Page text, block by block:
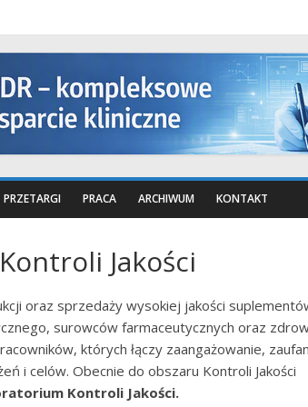
PRZETARGI PRACA ARCHIWUM KONTAKT
Jakości
oraz sprzedaży wysokiej jakości
surowców farmaceutycznych oraz
których łączy zaangażowanie,
i celów. Obecnie do obszaru Kontroli Jakości
Kontroli Jakości.